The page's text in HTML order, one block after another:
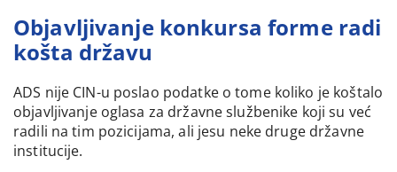
Objavljivanje konkursa forme radi
košta državu
ADS nije CIN-u poslao podatke o tome koliko je koštalo
objavljivanje oglasa za državne službenike koji su već
radili na tim pozicijama, ali jesu neke druge državne
institucije.